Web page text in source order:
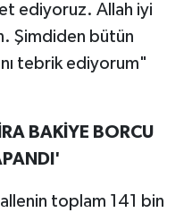
ediyoruz. Allah iyi
Şimdiden bütün
tebrik ediyorum"
BAKİYE BORCU
toplam 141 bin